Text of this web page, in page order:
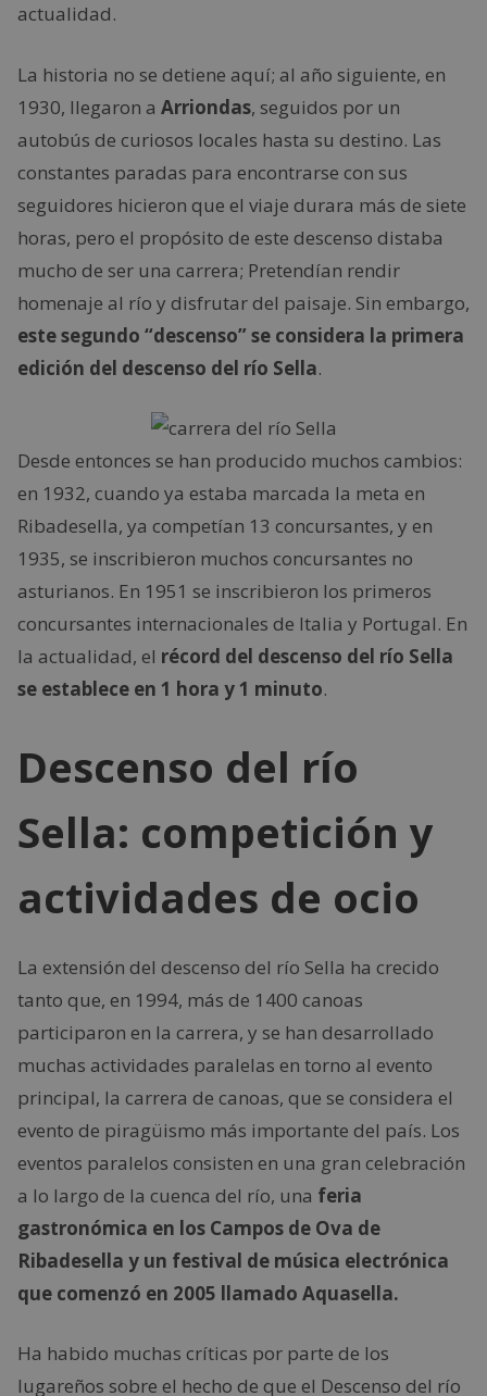
actualidad.
La historia no se detiene aquí; al año siguiente, en
1930, llegaron a Arriondas, seguidos por un
autobús de curiosos locales hasta su destino. Las
constantes paradas para encontrarse con sus
seguidores hicieron que el viaje durara más de siete
horas, pero el propósito de este descenso distaba
mucho de ser una carrera; Pretendían rendir
homenaje al río y disfrutar del paisaje. Sin embargo,
este segundo “descenso” se considera la primera
edición del descenso del río Sella.
Desde entonces se han producido muchos cambios:
en 1932, cuando ya estaba marcada la meta en
Ribadesella, ya competían 13 concursantes, y en
1935, se inscribieron muchos concursantes no
asturianos. En 1951 se inscribieron los primeros
concursantes internacionales de Italia y Portugal. En
la actualidad, el récord del descenso del río Sella
se establece en 1 hora y 1 minuto.
Descenso del río
Sella: competición y
actividades de ocio
La extensión del descenso del río Sella ha crecido
tanto que, en 1994, más de 1400 canoas
participaron en la carrera, y se han desarrollado
muchas actividades paralelas en torno al evento
principal, la carrera de canoas, que se considera el
evento de piragüismo más importante del país. Los
eventos paralelos consisten en una gran celebración
a lo largo de la cuenca del río, una feria
gastronómica en los Campos de Ova de
Ribadesella y un festival de música electrónica
que comenzó en 2005 llamado Aquasella.
Ha habido muchas críticas por parte de los
lugareños sobre el hecho de que el Descenso del río